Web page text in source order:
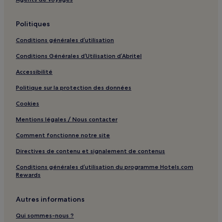
Parc Lakefront Trail : hôtels 5 étoiles
Parc Lakefront Trail : Hôtels familiaux à proximité
Quartier historique Frank Lloyd Wright : Hôtels avec
louer
Quartier historique Frank Lloyd Wright : Hôtels pas chers à
proximité
Quartier historique Frank Lloyd Wright : Hôtels pour faire
du shopping à proximité
Parc public Addams/Medill Park : hôtels à proximité
proximité
Politiques
Conditions générales d’utilisation
Conditions Générales d’Utilisation d’Abritel
Accessibilité
Politique sur la protection des données
Cookies
Mentions légales / Nous contacter
Comment fonctionne notre site
Directives de contenu et signalement de contenus
Conditions générales d’utilisation du programme Hotels.com
Rewards
Autres informations
Qui sommes-nous ?